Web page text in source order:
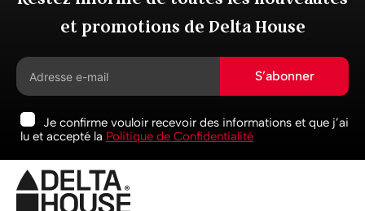
et promotions de Delta House
S’abonner
Je confirme vouloir recevoir des informations et que j’ai
lu et accepté la Politique de Confidentialité